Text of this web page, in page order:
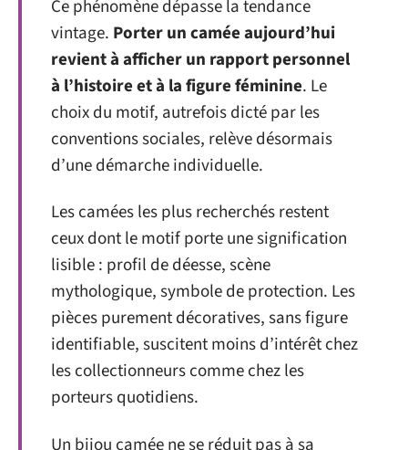
Ce phénomène dépasse la tendance
vintage. Porter un camée aujourd’hui
revient à afficher un rapport personnel
à l’histoire et à la figure féminine. Le
choix du motif, autrefois dicté par les
conventions sociales, relève désormais
d’une démarche individuelle.
Les camées les plus recherchés restent
ceux dont le motif porte une signification
lisible : profil de déesse, scène
mythologique, symbole de protection. Les
pièces purement décoratives, sans figure
identifiable, suscitent moins d’intérêt chez
les collectionneurs comme chez les
porteurs quotidiens.
Un bijou camée ne se réduit pas à sa